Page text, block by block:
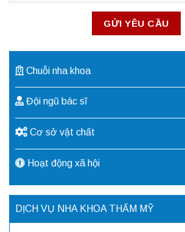
Chuỗi nha khoa
Đội ngũ bác sĩ
Cơ sở vật chất
Hoạt động xã hội
DỊCH VỤ NHA KHOA THẨM MỸ